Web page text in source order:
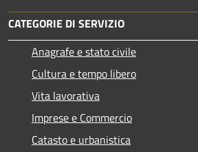
CATEGORIE DI SERVIZIO
Anagrafe e stato civile
Cultura e tempo libero
Vita lavorativa
Imprese e Commercio
Catasto e urbanistica